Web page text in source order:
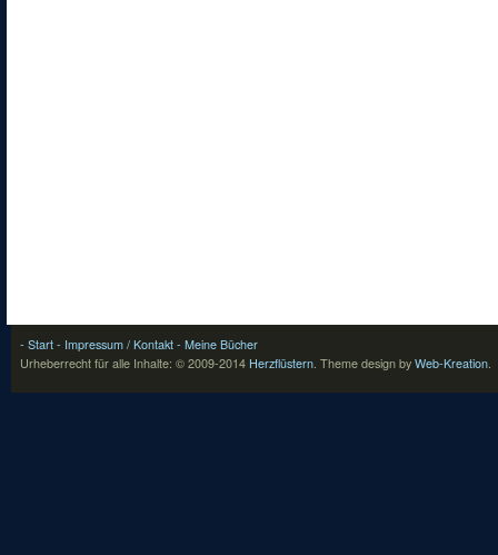
- Start - Impressum / Kontakt - Meine Bücher
Urheberrecht für alle Inhalte: © 2009-2014 Herzflüstern. Theme design by Web-Kreation.